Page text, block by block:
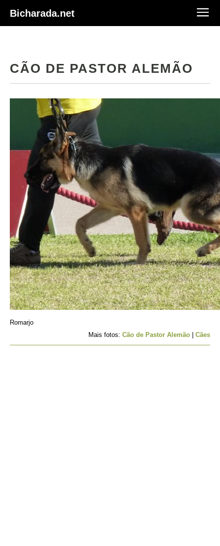
Bicharada.net
CÃO DE PASTOR ALEMÃO
Romarjo
Mais fotos: Cão de Pastor Alemão Cães